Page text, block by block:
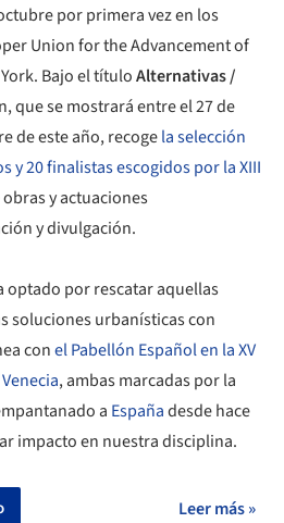
por primera vez en los
Union for the Advancement of
Bajo el títuloAlternativas /
que se mostrará entre el 27 de
de este año, recogela selección
y 20 finalistas escogidos por la XIII
y actuaciones
y divulgación.
optado por rescatar aquellas
soluciones urbanísticas con
conel Pabellón Español en la XV
, ambas marcadas por la
a Españadesde hace
impacto en nuestra disciplina.
Leer más »